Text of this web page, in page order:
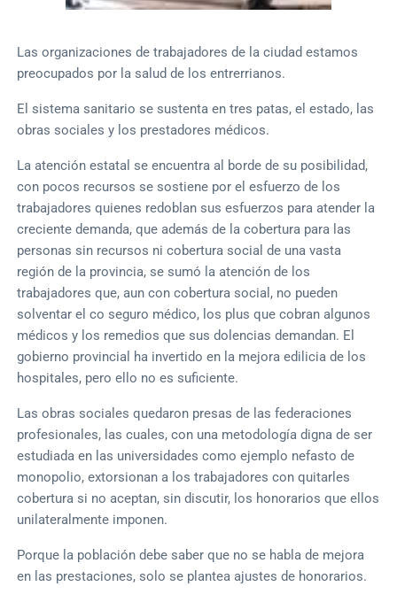
Las organizaciones de trabajadores de la ciudad estamos
preocupados por la salud de los entrerrianos.
El sistema sanitario se sustenta en tres patas, el estado, las
obras sociales y los prestadores médicos.
La atención estatal se encuentra al borde de su posibilidad,
con pocos recursos se sostiene por el esfuerzo de los
trabajadores quienes redoblan sus esfuerzos para atender la
creciente demanda, que además de la cobertura para las
personas sin recursos ni cobertura social de una vasta
región de la provincia, se sumó la atención de los
trabajadores que, aun con cobertura social, no pueden
solventar el co seguro médico, los plus que cobran algunos
médicos y los remedios que sus dolencias demandan. El
gobierno provincial ha invertido en la mejora edilicia de los
hospitales, pero ello no es suficiente.
Las obras sociales quedaron presas de las federaciones
profesionales, las cuales, con una metodología digna de ser
estudiada en las universidades como ejemplo nefasto de
monopolio, extorsionan a los trabajadores con quitarles
cobertura si no aceptan, sin discutir, los honorarios que ellos
unilateralmente imponen.
Porque la población debe saber que no se habla de mejora
en las prestaciones, solo se plantea ajustes de honorarios.